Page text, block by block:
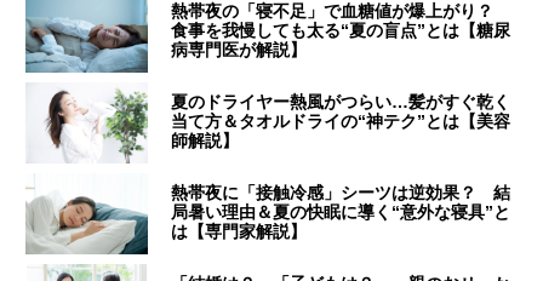
熱帯夜の「寝不足」で血糖値が爆上がり？
食事を我慢しても太る“夏の盲点”とは【糖尿
病専門医が解説】
夏のドライヤー熱風がつらい…髪がすぐ乾く
当て方＆タオルドライの“神テク”とは【美容
師解説】
熱帯夜に「接触冷感」シーツは逆効果？ 結
局暑い理由＆夏の快眠に導く“意外な寝具”と
は【専門家解説】